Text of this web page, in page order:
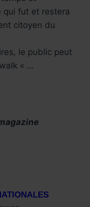
qui fut et restera
citoyen du
le public peut
« …